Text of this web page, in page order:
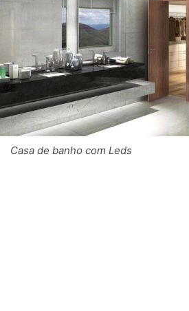
Casa de banho com Leds